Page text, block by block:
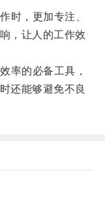
，更加专注、
，让人的工作效
的必备工具，
还能够避免不良